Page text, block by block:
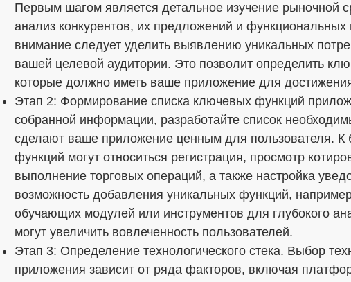
Первым шагом является детальное изучение рыночной
анализ конкурентов, их предложений и
внимание следует уделить выявлению уникальных
вашей целевой аудитории. Это позволит определить
которые должно иметь ваше приложение для
Этап 2: Формирование списка ключевых функций
собранной информации, разработайте список
сделают ваше приложение ценным для пользователя. К
функций могут относиться регистрация, просмотр
выполнение торговых операций, а также настройка
возможность добавления уникальных функций,
обучающих модулей или инструментов для глубокого
могут увеличить вовлеченность пользователей.
Этап 3: Определение технологического стека. Выбор
приложения зависит от ряда факторов, включая